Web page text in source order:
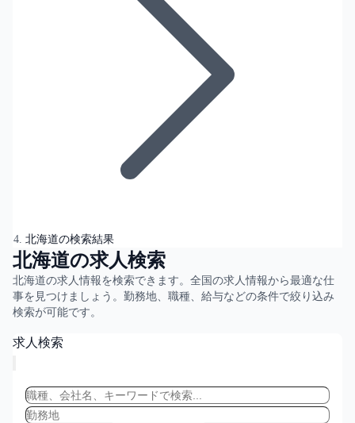
北海道の検索結果
北海道の求人検索
北海道の求人情報を検索できます。全国の求人情報から最適な仕
事を見つけましょう。勤務地、職種、給与などの条件で絞り込み
検索が可能です。
求人検索